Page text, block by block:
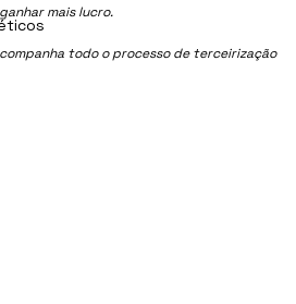
mais lucro.
todo o processo de terceirização